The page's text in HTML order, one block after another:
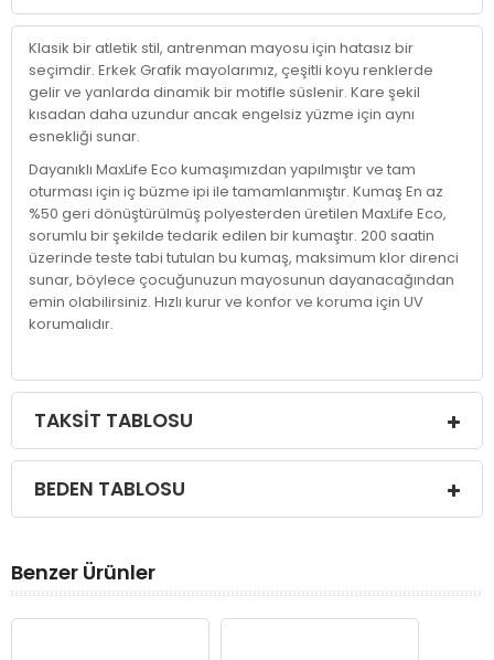
Klasik bir atletik stil, antrenman mayosu için hatasız bir
seçimdir. Erkek Grafik mayolarımız, çeşitli koyu renklerde
gelir ve yanlarda dinamik bir motifle süslenir. Kare şekil
kısadan daha uzundur ancak engelsiz yüzme için aynı
esnekliği sunar.
Dayanıklı MaxLife Eco kumaşımızdan yapılmıştır ve tam
oturması için iç büzme ipi ile tamamlanmıştır. Kumaş En az
%50 geri dönüştürülmüş polyesterden üretilen MaxLife Eco,
sorumlu bir şekilde tedarik edilen bir kumaştır. 200 saatin
üzerinde teste tabi tutulan bu kumaş, maksimum klor direnci
sunar, böylece çocuğunuzun mayosunun dayanacağından
emin olabilirsiniz. Hızlı kurur ve konfor ve koruma için UV
korumalıdır.
TAKSIT TABLOSU
BEDEN TABLOSU
Benzer Ürünler